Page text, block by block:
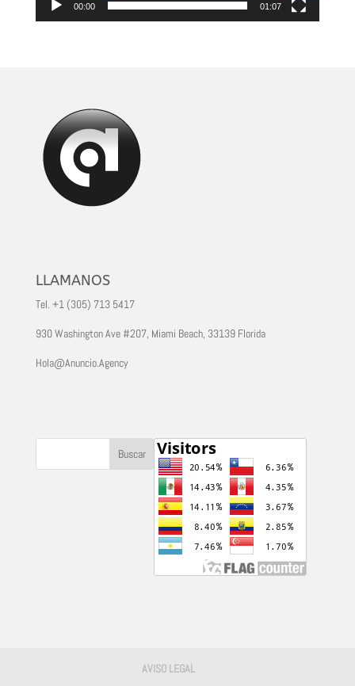
00:00 01:07
LLAMANOS
Tel. +1 (305) 713 5417
930 Washington Ave #207, Miami Beach, 33139 Florida
Hola@Anuncio.Agency
AVISO LEGAL